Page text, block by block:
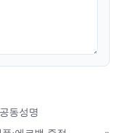
동성명